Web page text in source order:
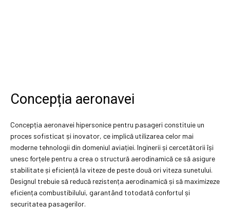
Concepția aeronavei
Concepția aeronavei hipersonice pentru pasageri constituie un
proces sofisticat și inovator, ce implică utilizarea celor mai
moderne tehnologii din domeniul aviației. Inginerii și cercetătorii își
unesc forțele pentru a crea o structură aerodinamică ce să asigure
stabilitate și eficiență la viteze de peste două ori viteza sunetului.
Designul trebuie să reducă rezistența aerodinamică și să maximizeze
eficiența combustibilului, garantând totodată confortul și
securitatea pasagerilor.